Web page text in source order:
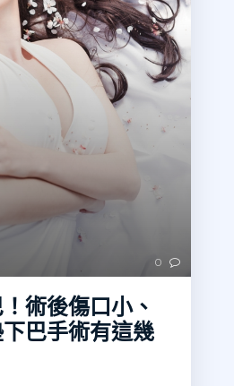
0
術後傷口小、
巴手術有這幾